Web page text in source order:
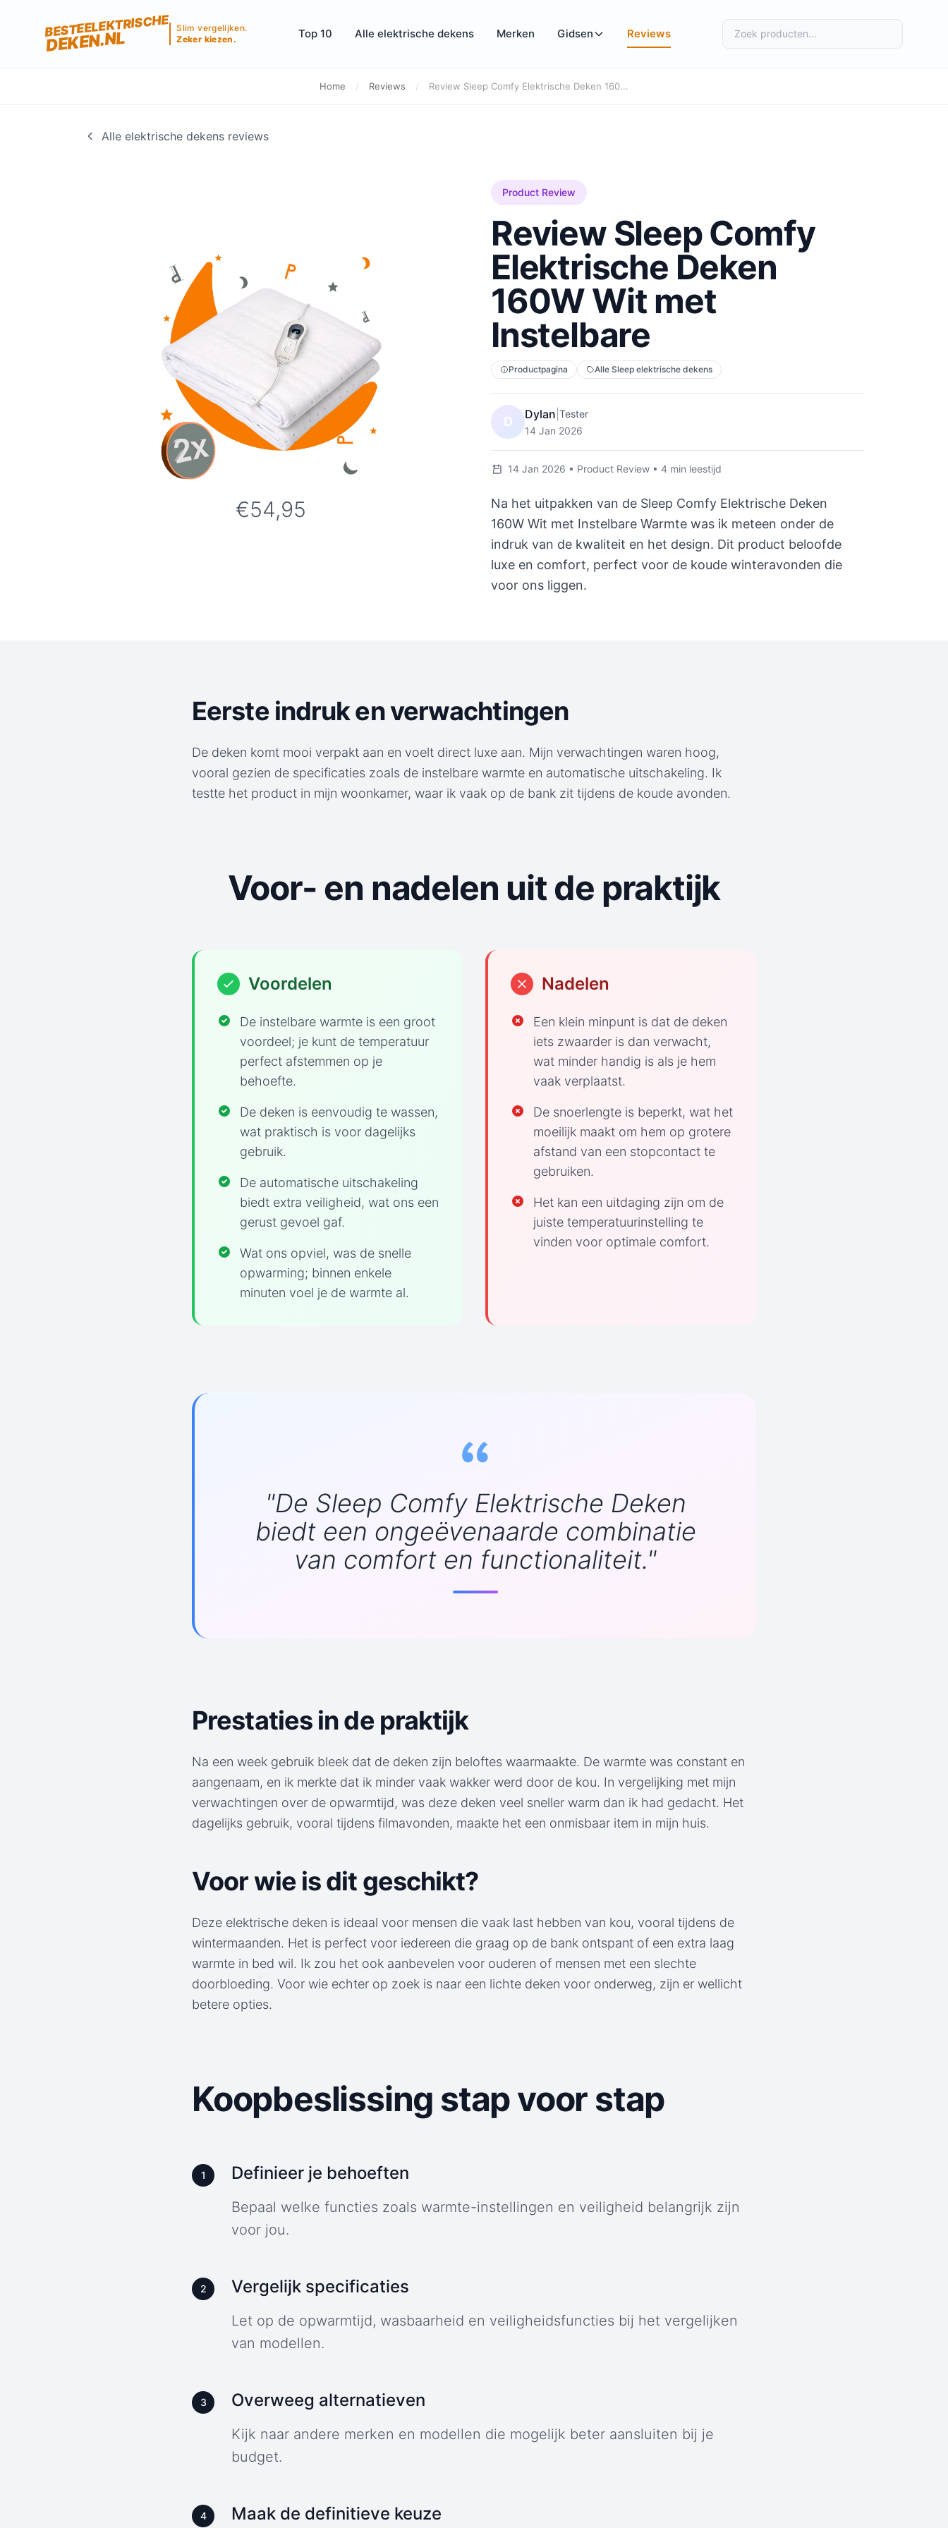
BESTEELEKTRISCHE
DEKEN.NL
Slim vergelijken.
Zeker kiezen.
Top 10 Alle elektrische dekens Merken Gidsen Reviews
Home / Reviews / Review Sleep Comfy Elektrische Deken 160...
Alle elektrische dekens reviews
€54,95
Product Review
Review Sleep Comfy
Elektrische Deken
160W Wit met
Instelbare
Productpagina Alle Sleep elektrische dekens
D Dylan Tester
14 Jan 2026
14 Jan 2026 • Product Review • 4 min leestijd
Na het uitpakken van de Sleep Comfy Elektrische Deken
160W Wit met Instelbare Warmte was ik meteen onder de
indruk van de kwaliteit en het design. Dit product beloofde
luxe en comfort, perfect voor de koude winteravonden die
voor ons liggen.
Eerste indruk en verwachtingen
De deken komt mooi verpakt aan en voelt direct luxe aan. Mijn verwachtingen waren hoog,
vooral gezien de specificaties zoals de instelbare warmte en automatische uitschakeling. Ik
testte het product in mijn woonkamer, waar ik vaak op de bank zit tijdens de koude avonden.
Voor- en nadelen uit de praktijk
Voordelen
De instelbare warmte is een groot
voordeel; je kunt de temperatuur
perfect afstemmen op je
behoefte.
De deken is eenvoudig te wassen,
wat praktisch is voor dagelijks
gebruik.
De automatische uitschakeling
biedt extra veiligheid, wat ons een
gerust gevoel gaf.
Wat ons opviel, was de snelle
opwarming; binnen enkele
minuten voel je de warmte al.
Nadelen
Een klein minpunt is dat de deken
iets zwaarder is dan verwacht,
wat minder handig is als je hem
vaak verplaatst.
De snoerlengte is beperkt, wat het
moeilijk maakt om hem op grotere
afstand van een stopcontact te
gebruiken.
Het kan een uitdaging zijn om de
juiste temperatuurinstelling te
vinden voor optimale comfort.
"De Sleep Comfy Elektrische Deken
biedt een ongeëvenaarde combinatie
van comfort en functionaliteit."
Prestaties in de praktijk
Na een week gebruik bleek dat de deken zijn beloftes waarmaakte. De warmte was constant en
aangenaam, en ik merkte dat ik minder vaak wakker werd door de kou. In vergelijking met mijn
verwachtingen over de opwarmtijd, was deze deken veel sneller warm dan ik had gedacht. Het
dagelijks gebruik, vooral tijdens filmavonden, maakte het een onmisbaar item in mijn huis.
Voor wie is dit geschikt?
Deze elektrische deken is ideaal voor mensen die vaak last hebben van kou, vooral tijdens de
wintermaanden. Het is perfect voor iedereen die graag op de bank ontspant of een extra laag
warmte in bed wil. Ik zou het ook aanbevelen voor ouderen of mensen met een slechte
doorbloeding. Voor wie echter op zoek is naar een lichte deken voor onderweg, zijn er wellicht
betere opties.
Koopbeslissing stap voor stap
1 Definieer je behoeften
Bepaal welke functies zoals warmte-instellingen en veiligheid belangrijk zijn
voor jou.
2 Vergelijk specificaties
Let op de opwarmtijd, wasbaarheid en veiligheidsfuncties bij het vergelijken
van modellen.
3 Overweeg alternatieven
Kijk naar andere merken en modellen die mogelijk beter aansluiten bij je
budget.
4 Maak de definitieve keuze